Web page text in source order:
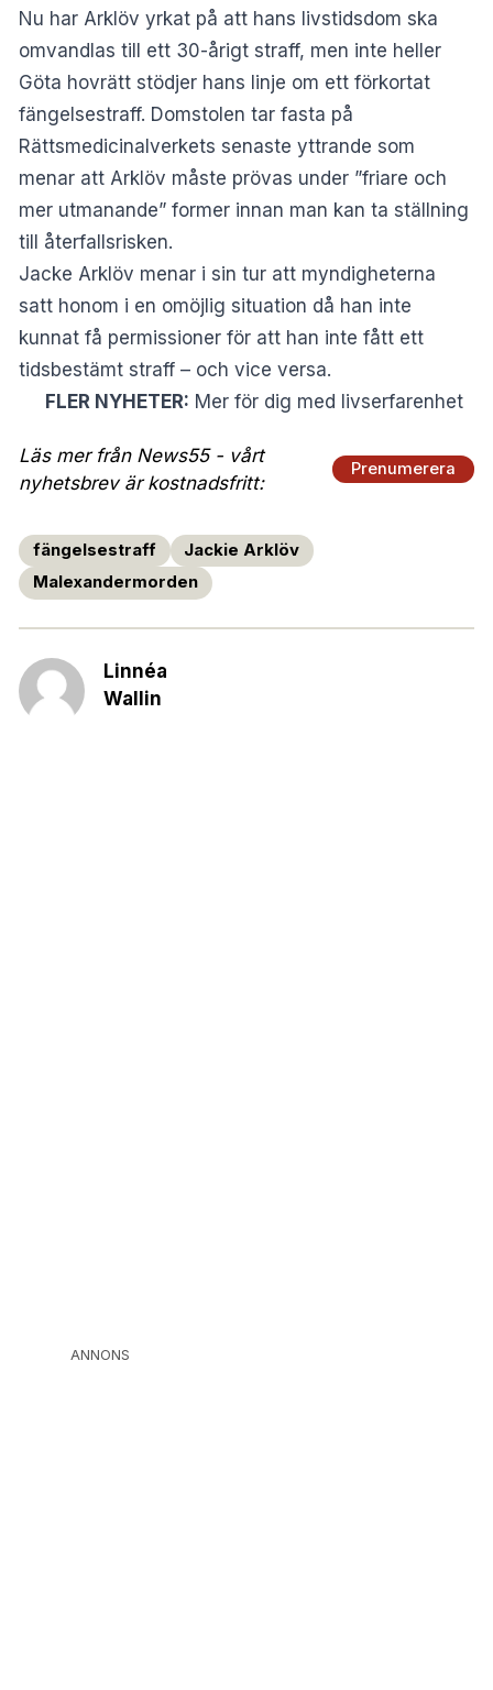
Nu har Arklöv yrkat på att hans livstidsdom ska
omvandlas till ett 30-årigt straff, men inte heller
Göta hovrätt stödjer hans linje om ett förkortat
fängelsestraff. Domstolen tar fasta på
Rättsmedicinalverkets senaste yttrande som
menar att Arklöv måste prövas under ”friare och
mer utmanande” former innan man kan ta ställning
till återfallsrisken.
Jacke Arklöv menar i sin tur att myndigheterna
satt honom i en omöjlig situation då han inte
kunnat få permissioner för att han inte fått ett
tidsbestämt straff – och vice versa.
FLER NYHETER: Mer för dig med livserfarenhet
Läs mer från News55 - vårt
nyhetsbrev är kostnadsfritt:
Prenumerera
fängelsestraff
Jackie Arklöv
Malexandermorden
Linnéa
Wallin
ANNONS